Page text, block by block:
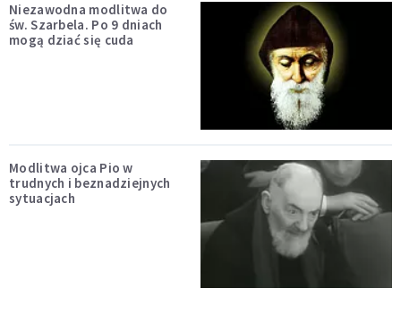
Niezawodna modlitwa do
św. Szarbela. Po 9 dniach
mogą dziać się cuda
Modlitwa ojca Pio w
trudnych i beznadziejnych
sytuacjach